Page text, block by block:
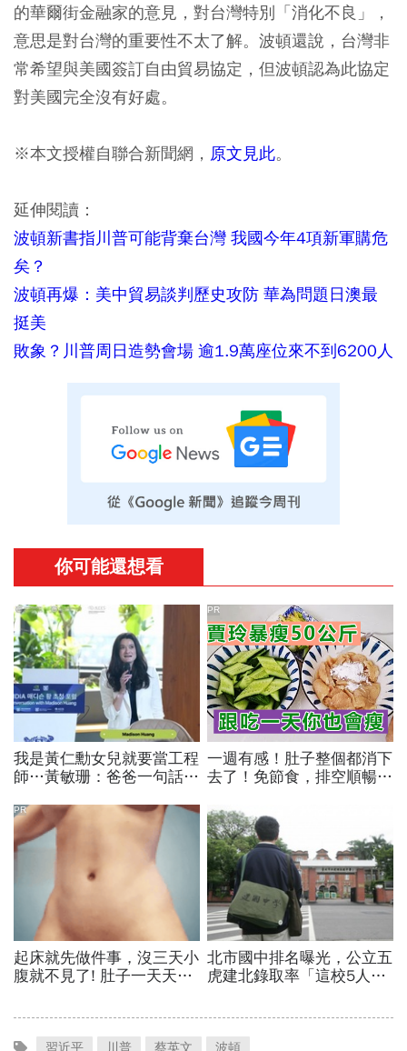
的華爾街金融家的意見，對台灣特別「消化不良」，
意思是對台灣的重要性不太了解。波頓還說，台灣非
常希望與美國簽訂自由貿易協定，但波頓認為此協定
對美國完全沒有好處。
※本文授權自聯合新聞網， 原文見此。
延伸閱讀：
波頓新書指川普可能背棄台灣 我國今年4項新軍購危
矣？
波頓再爆：美中貿易談判歷史攻防 華為問題日澳最
挺美
敗象？川普周日造勢會場 逾1.9萬座位來不到6200人